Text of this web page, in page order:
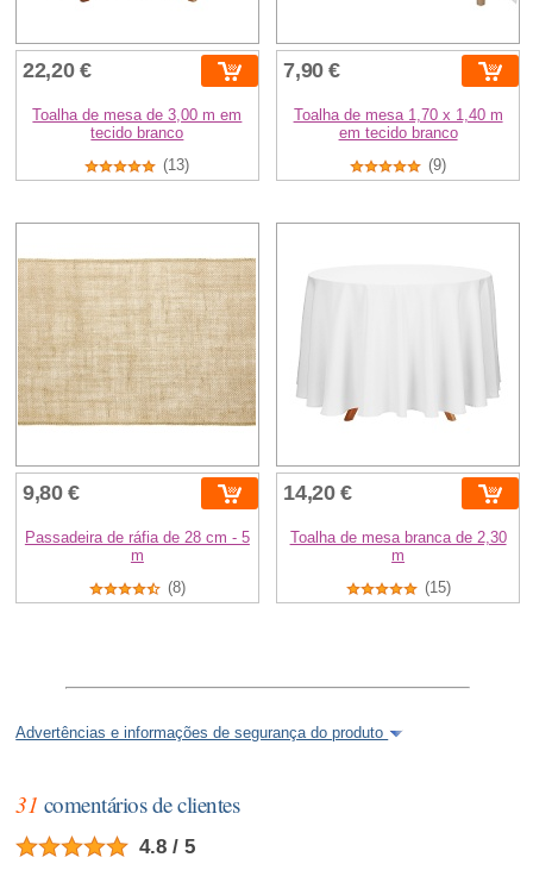
22,20 €
Toalha de mesa de 3,00 m em
tecido branco
(13)
7,90 €
Toalha de mesa 1,70 x 1,40 m
em tecido branco
(9)
9,80 €
Passadeira de ráfia de 28 cm - 5
m
(8)
14,20 €
Toalha de mesa branca de 2,30
m
(15)
Advertências e informações de segurança do produto
31 comentários de clientes
4.8 / 5